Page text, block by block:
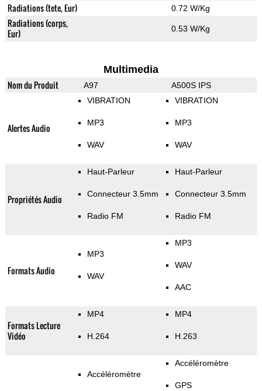
Radiations (tete, Eur) 0.72 W/Kg
Radiations (corps,
Eur)
0.53 W/Kg
Multimedia
Nom du Produit A97 A500S IPS
Alertes Audio
VIBRATION
MP3
WAV
VIBRATION
MP3
WAV
Propriétés Audio
Haut-Parleur
Connecteur 3.5mm
Radio FM
Haut-Parleur
Connecteur 3.5mm
Radio FM
Formats Audio
MP3
WAV
MP3
WAV
AAC
Formats Lecture
Vidéo
MP4
H.264
MP4
H.263
Accéléromètre
Accéléromètre
GPS